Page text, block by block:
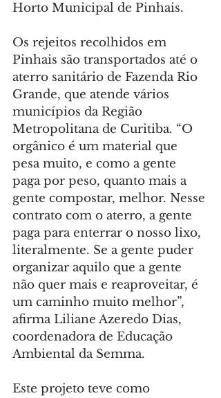
Horto Municipal de Pinhais.
Os rejeitos recolhidos em
Pinhais são transportados até o
aterro sanitário de Fazenda Rio
Grande, que atende vários
municípios da Região
Metropolitana de Curitiba. “O
orgânico é um material que
pesa muito, e como a gente
paga por peso, quanto mais a
gente compostar, melhor. Nesse
contrato com o aterro, a gente
paga para enterrar o nosso lixo,
literalmente. Se a gente puder
organizar aquilo que a gente
não quer mais e reaproveitar, é
um caminho muito melhor”,
afirma Liliane Azeredo Dias,
coordenadora de Educação
Ambiental da Semma.
Este projeto teve como